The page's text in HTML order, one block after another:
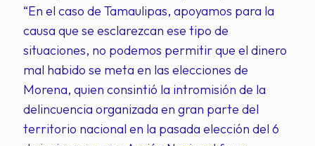
“En el caso de Tamaulipas, apoyamos para la
causa que se esclarezcan ese tipo de
situaciones, no podemos permitir que el dinero
mal habido se meta en las elecciones de
Morena, quien consintió la intromisión de la
delincuencia organizada en gran parte del
territorio nacional en la pasada elección del 6